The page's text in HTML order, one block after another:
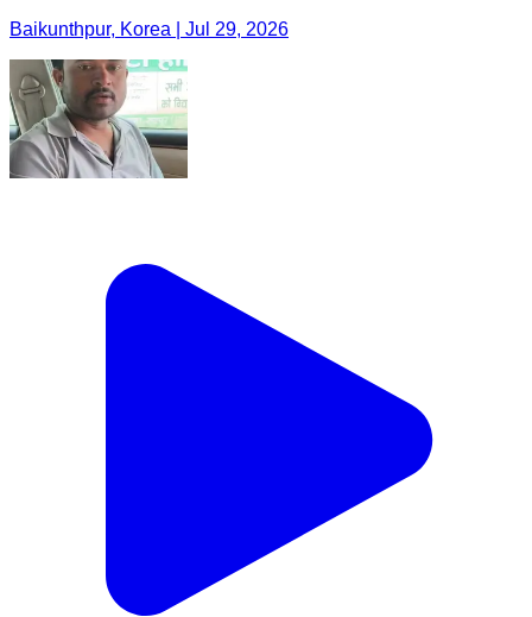
Baikunthpur, Korea | Jul 29, 2026